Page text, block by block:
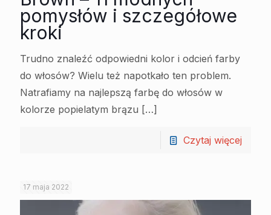
pomysłów i szczegółowe
kroki
Trudno znaleźć odpowiedni kolor i odcień farby
do włosów? Wielu też napotkało ten problem.
Natrafiamy na najlepszą farbę do włosów w
kolorze popielatym brązu […]
Czytaj więcej
17 maja 2022